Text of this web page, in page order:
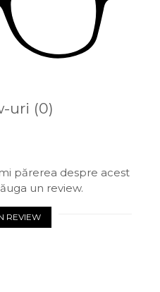
uri (0)
părerea despre acest
un review.
REVIEW